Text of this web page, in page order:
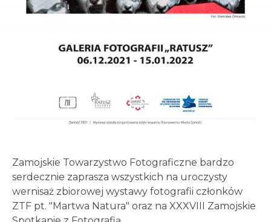
Zamojskie Towarzystwo Fotograficzne bardzo
serdecznie zaprasza wszystkich na uroczysty
wernisaż zbiorowej wystawy fotografii członków
ZTF pt. "Martwa Natura" oraz na XXXVIII Zamojskie